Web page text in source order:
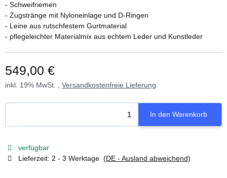
- Schweifriemen
- Zugstränge mit Nyloneinlage und D-Ringen
- Leine aus rutschfestem Gurtmaterial
- pflegeleichter Materialmix aus echtem Leder und Kunstleder
549,00 €
inkl. 19% MwSt. , Versandkostenfreie Lieferung
In den Warenkorb
verfügbar
Lieferzeit: 2 - 3 Werktage (DE - Ausland abweichend)